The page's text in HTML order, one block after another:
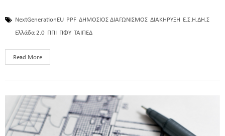
NextGenerationEU PPF ΔΗΜΟΣΙΟΣ ΔΙΑΓΩΝΙΣΜΟΣ ΔΙΑΚΗΡΥΞΗ
Ε.Σ.Η.ΔΗ.Σ
Ελλάδα 2.0
ΠΠΙ ΠΦΥ ΤΑΙΠΕΔ
Read More